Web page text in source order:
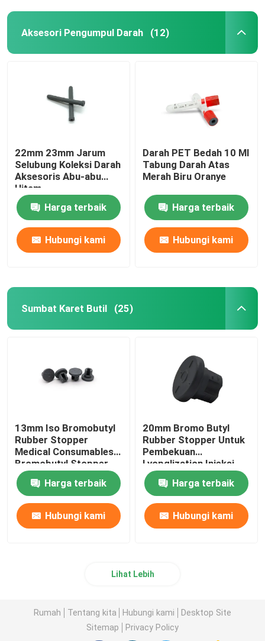
Aksesori Pengumpul Darah (12)
22mm 23mm Jarum
Selubung Koleksi Darah
Aksesoris Abu-abu
Hitam
Harga terbaik
Hubungi kami
Darah PET Bedah 10 Ml
Tabung Darah Atas
Merah Biru Oranye
Harga terbaik
Hubungi kami
Sumbat Karet Butil (25)
13mm Iso Bromobutyl
Rubber Stopper
Medical Consumables
Bromobutyl Stopper
Harga terbaik
Hubungi kami
20mm Bromo Butyl
Rubber Stopper Untuk
Pembekuan
Lyopglization Injeksi
Kering
Harga terbaik
Hubungi kami
Lihat Lebih
Rumah Tentang kita Hubungi kami
Desktop Site
Sitemap
Privacy Policy